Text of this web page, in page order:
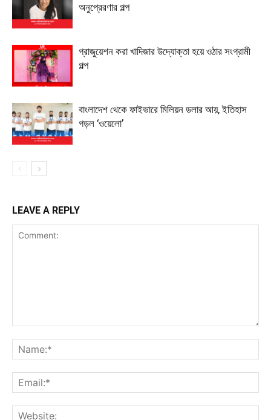
অনুপ্রেরণার গল্প
গ্রাজুয়েশন করা খাদিজার উদ্যোক্তা হয়ে ওঠার সংগ্রামী
গল্প
বাংলাদেশ থেকে ফাইভারে মিলিয়ন ডলার আয়, ইতিহাস
গড়ল ‘ওয়েলো’
LEAVE A REPLY